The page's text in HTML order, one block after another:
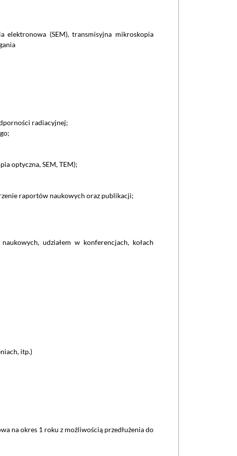
elektronowa (SEM), transmisyjna mikroskopia
radiacyjnej;
optyczna, SEM, TEM);
raportów naukowych oraz publikacji;
udziałem w konferencjach, kołach
itp.)
na okres 1 roku z możliwością przedłużenia do